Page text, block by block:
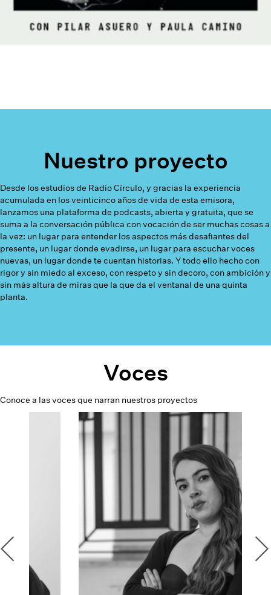
Nuestro proyecto
Desde los estudios de Radio Círculo, y gracias la experiencia
acumulada en los veinticinco años de vida de esta emisora,
lanzamos una plataforma de podcasts, abierta y gratuita, que se
suma a la conversación pública con vocación de ser muchas cosas a
la vez: un lugar para entender los aspectos más desafiantes del
presente, un lugar donde evadirse, un lugar para escuchar voces
nuevas, un lugar donde te cuentan historias. Y todo ello hecho con
rigor y sin miedo al exceso, con respeto y sin decoro, con ambición y
sin más altura de miras que la que da el ventanal de una quinta
planta.
Voces
Conoce a las voces que narran nuestros proyectos